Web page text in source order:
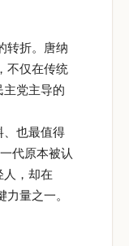
转折。唐纳
不仅在传统
党主导的
、也最值得
代原本被认
人，却在
量之一。